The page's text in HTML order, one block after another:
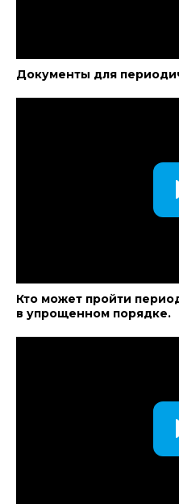
Документы для
Кто может пройти
в упрощенном порядке.